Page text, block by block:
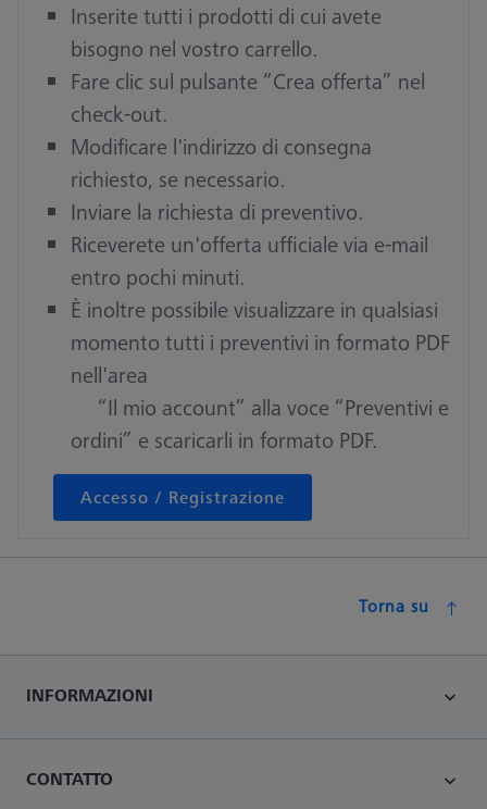
Inserite tutti i prodotti di cui avete
bisogno nel vostro carrello.
Fare clic sul pulsante “Crea offerta” nel
check-out.
Modificare l'indirizzo di consegna
richiesto, se necessario.
Inviare la richiesta di preventivo.
Riceverete un'offerta ufficiale via e-mail
entro pochi minuti.
È inoltre possibile visualizzare in qualsiasi
momento tutti i preventivi in formato PDF
nell'area
“Il mio account” alla voce “Preventivi e
ordini” e scaricarli in formato PDF.
Accesso / Registrazione
Torna su
INFORMAZIONI
CONTATTO